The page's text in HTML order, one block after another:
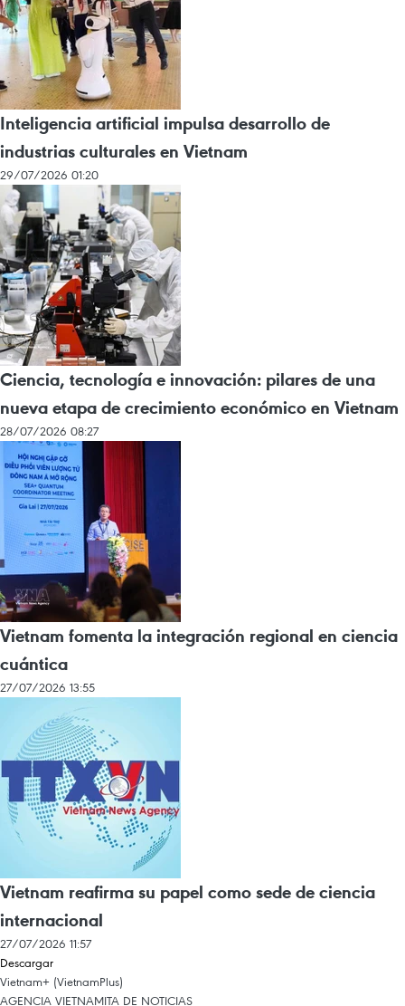
Inteligencia artificial impulsa desarrollo de
industrias culturales en Vietnam
29/07/2026 01:20
Ciencia, tecnología e innovación: pilares de una
nueva etapa de crecimiento económico en Vietnam
28/07/2026 08:27
Vietnam fomenta la integración regional en ciencia
cuántica
27/07/2026 13:55
Vietnam reafirma su papel como sede de ciencia
internacional
27/07/2026 11:57
Descargar
Vietnam+ (VietnamPlus)
AGENCIA VIETNAMITA DE NOTICIAS